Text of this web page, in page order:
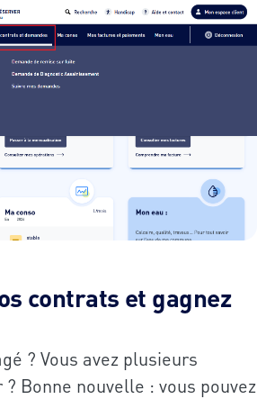
contrats et gagnez
? Vous avez plusieurs
Bonne nouvelle : vous pouvez